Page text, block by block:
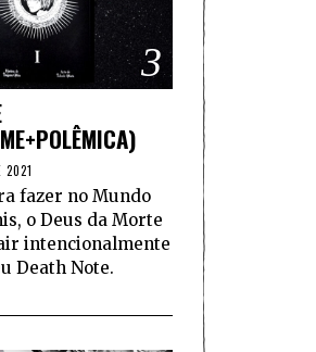
3
2021
fazer no Mundo
o Deus da Morte
intencionalmente
Death Note.